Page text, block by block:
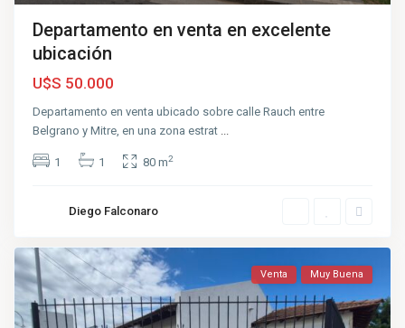
Departamento en venta en excelente
ubicación
U$S 50.000
Departamento en venta ubicado sobre calle Rauch entre
Belgrano y Mitre, en una zona estrat ...
1 1 80 m2
Diego Falconaro
Venta Muy Buena